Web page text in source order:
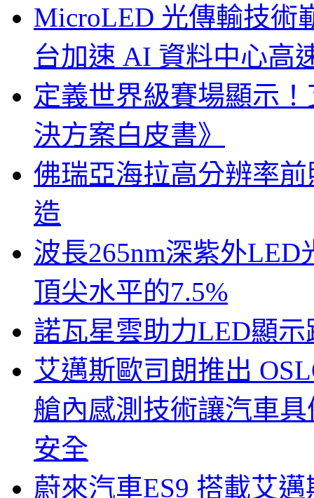
MicroLED 光傳輸技術
台加速 AI 資料中心高
定義世界級賽場顯示
決方案白皮書》
佛瑞亞海拉高分辨率
造
波長265nm深紫外
頂尖水平的7.5%
諾瓦星雲助力LED顯
艾邁斯歐司朗推出
艙內感測技術讓汽車
安全
蔚來汽車ES9 搭載艾